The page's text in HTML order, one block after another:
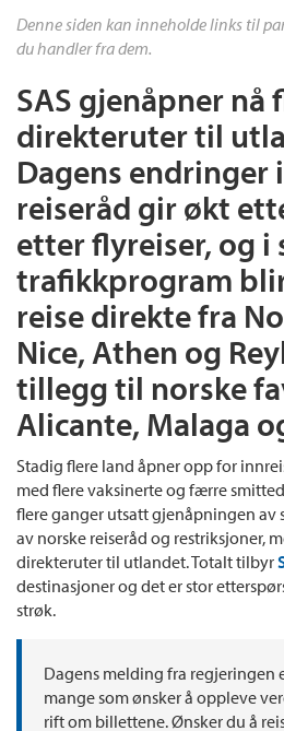
Denne siden kan inneholde links til
du handler fra dem.
SAS gjenåpner nå
direkteruter til
Dagens endringer
reiseråd gir økt
etter flyreiser, og i
trafikkprogram
reise direkte fra
Nice, Athen og
tillegg til norske
Alicante, Malaga
Stadig flere land åpner opp for
med flere vaksinerte og færre
flere ganger utsatt gjenåpningen av
av norske reiseråd og restriksjoner,
direkteruter til utlandet. Totalt tilbyr
destinasjoner og det er stor
strøk.
Dagens melding fra regjeringen
mange som ønsker å oppleve
rift om billettene. Ønsker du å